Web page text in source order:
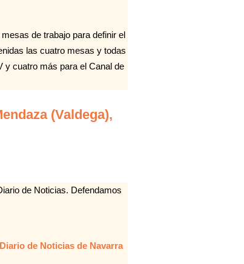
de trabajo para definir el
las cuatro mesas y todas
y cuatro más para el Canal de
(Valdega),
de Noticias. Defendamos
de Noticias de Navarra